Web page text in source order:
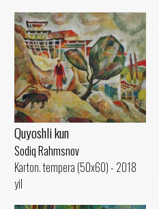
Quyoshli kun
Sodiq Rahmsnov
Karton. tempera (50x60) - 2018
yil